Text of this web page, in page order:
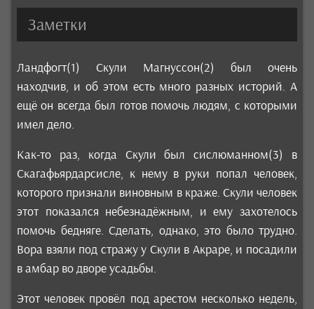
Заметки
Ландфогт(1) Скули Магнуссон(2) был очень
находчив, и об этом есть много разных историй. А
ещё он всегда был готов помочь людям, с которыми
имел дело.
Как-то раз, когда Скули был сислюманном(3) в
Скагафьярдарсисле, к нему в руки попал человек,
которого признали виновным в краже. Скули человек
этот показался небезнадёжным, и ему захотелось
помочь бедняге. Сделать, однако, это было трудно.
Вора взяли под стражу у Скули в Акраре, и посадили
в амбар во дворе усадьбы.
Этот человек провёл под арестом несколько недель,